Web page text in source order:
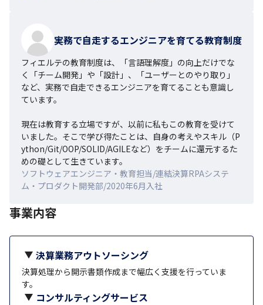
実務で自走するエンジニアを育てる教育制度
フィエルテの教育制度は、「言語理解度」の向上だけでな
く「チーム開発」や「設計」、「ユーザーとのやり取り」
など、実務で自走できるエンジニアを育てることも意識し
ています。
現在は教育する立場ですが、以前に私もこの教育を受けて
いました。そこで学び得たことは、自身の考えやスキル（P
ython/Git/OOP/SOLID/AGILEなど）をチームに還元するた
めの礎として生きています。
ソフトウェアエンジニア・教育担当/連結決算RPAシステ
ム・プロダクト開発部/2020年6月入社
事業内容
決算業務アウトソーシング
決算処理から開示書類作成まで幅広く支援を行っていま
す。
コンサルティングサービス